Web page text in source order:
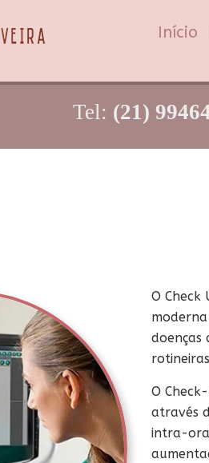
Início
Tel: (21)
O Check
doenças
O
através
intra-